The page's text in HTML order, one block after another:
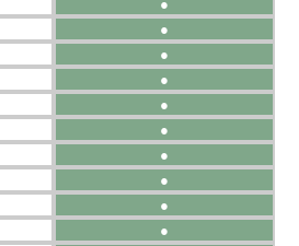
●
●
●
●
●
●
●
●
●
●